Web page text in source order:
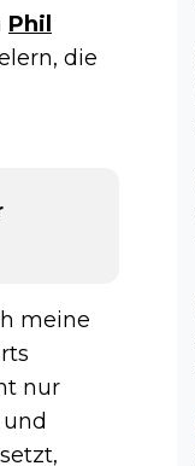
Phil
die
meine
nur